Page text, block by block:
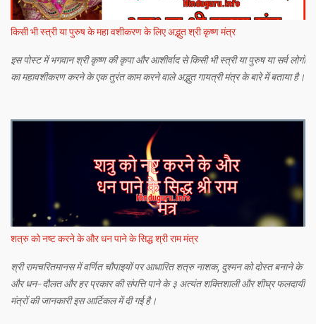
किसी भी स्त्री या पुरुष के महा वशीकरण के लिए अद्भुत श्री कृष्ण मंत्र
इस पोस्ट में भगवान श्री कृष्ण की कृपा और आशीर्वाद से किसी भी स्त्री या पुरुष या सर्व लोगों
का महावशीकरण करने के एक तुरंत काम करने वाले अद्भुत गायत्री मंत्र के बारे में बताया है।
शत्रु को नष्ट करने के और धन पाने के सिद्ध श्री राम मंत्र
श्री रामचरितमानस में वर्णित चौपाइयों पर आधारित शत्रु नाशक, दुश्मन को दोस्त बनाने के
और धन-दौलत और हर प्रकार की संपत्ति पाने के ३ अत्यंत शक्तिशाली और शीघ्र फलदायी
मंत्रों की जानकारी इस आर्टिकल में दी गई है।